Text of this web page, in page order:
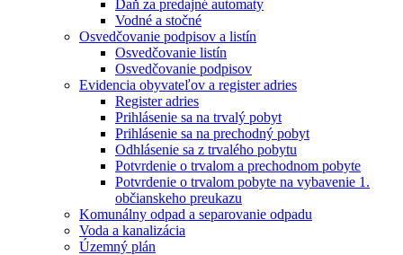
Daň za predajné automaty
Vodné a stočné
Osvedčovanie podpisov a listín
Osvedčovanie listín
Osvedčovanie podpisov
Evidencia obyvateľov a register adries
Register adries
Prihlásenie sa na trvalý pobyt
Prihlásenie sa na prechodný pobyt
Odhlásenie sa z trvalého pobytu
Potvrdenie o trvalom a prechodnom pobyte
Potvrdenie o trvalom pobyte na vybavenie 1.
občianskeho preukazu
Komunálny odpad a separovanie odpadu
Voda a kanalizácia
Územný plán